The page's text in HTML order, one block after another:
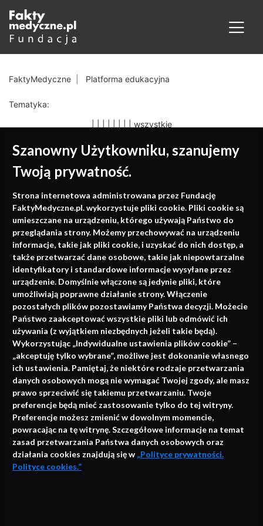
Szanowny Użytkowniku, szanujemy
Twoją prywatność.
Strona internetowa administrowana przez Fundację
FaktyMedyczne.pl. wykorzystuje pliki cookie. Pliki cookie są
umieszczane na urządzeniu, którego używają Państwo do
przeglądania strony. Możemy przechowywać na urządzeniu
informacje, takie jak pliki cookie, i uzyskać do nich dostęp, a
także przetwarzać dane osobowe, takie jak niepowtarzalne
identyfikatory i standardowe informacje wysyłane przez
urządzenie. Domyślnie włączone są jedynie pliki, które
umożliwiają poprawne działanie strony. Włączenie
pozostałych plików pozostawiamy Państwa decyzji. Możecie
Państwo zaakceptować wszystkie pliki lub odmówić ich
używania (z wyjątkiem niezbędnych jeżeli takie będą).
Wykorzystując „Indywidualne ustawienia plików cookie” –
„akceptuję tylko wybrane”, możliwe jest dokonanie własnego
ich ustawienia. Pamiętaj, że niektóre rodzaje przetwarzania
danych osobowych mogą nie wymagać Twojej zgody, ale masz
prawo sprzeciwić się takiemu przetwarzaniu. Twoje
preferencje będą mieć zastosowanie tylko do tej witryny.
Preferencje możesz zmienić w dowolnym momencie,
powracając na tę witrynę. Szczegółowe informacje na temat
zasad przetwarzania Państwa danych osobowych oraz
działania cookies znajdują się w „Polityce prywatności.
Polityce cookies.”
FaktyMedyczne Platforma edukacyjna
Tematyka:
wszystkie
Medycyna oparta na
faktach
Konferencje, szkolenia, e-learning, wydawnictwo
Napisz do nas
info@faktymedyczne.pl
ul. Towarowa 2
43-460 Wisła
Redakcja medyczna:
ul. Wolności 338b